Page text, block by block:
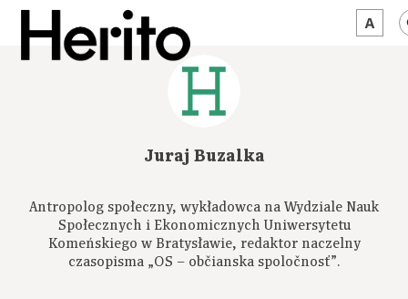
JĘZYK: PL
Juraj Buzalka
Antropolog społeczny, wykładowca na Wydziale Nauk
Społecznych i Ekonomicznych Uniwersytetu
Komeńskiego w Bratysławie, redaktor naczelny
czasopisma „OS – občianska spoločnosť”.